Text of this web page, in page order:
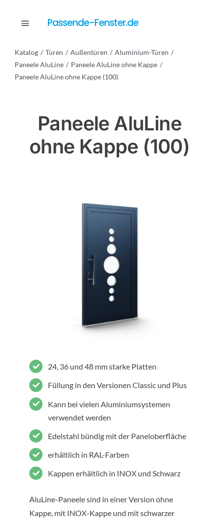
Toggle
Katalog
Anfrage
Passende-Fenster.de
Katalog Türen Außentüren
Aluminium-Türen
Paneele AluLine
Paneele AluLine ohne Kappe
Paneele AluLine ohne Kappe (100)
Paneele AluLine
ohne Kappe (100)
24, 36 und 48 mm starke Platten
Füllung in den Versionen Classic und Plus
Kann bei vielen Aluminiumsystemen
verwendet werden
Edelstahl bündig mit der Paneloberfläche
erhältlich in RAL-Farben
Kappen erhältlich in INOX und Schwarz
AluLine-Paneele sind in einer Version ohne
Kappe, mit INOX-Kappe und mit schwarzer